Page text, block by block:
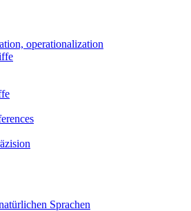
operationalization
Sprachen